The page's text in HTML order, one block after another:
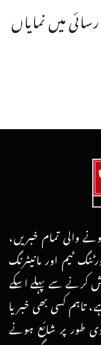
میں نمایاں
والی تمام خبریں،
ٹیم اور مانیٹرنگ
کرنے سے پہلے اسکے
تاہم کسی بھی خبر یا
طور پر شائع ہونے